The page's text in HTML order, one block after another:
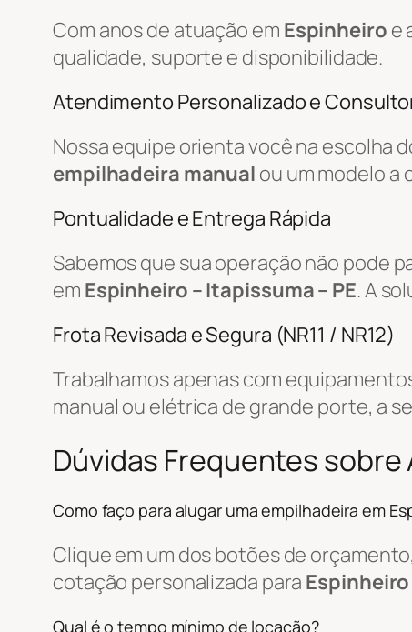
Com anos de atuação em Espinheiro e
qualidade, suporte e disponibilidade.
Atendimento Personalizado e
Nossa equipe orienta você na escolha
empilhadeira manual ou um modelo a
Pontualidade e Entrega Rápida
Sabemos que sua operação não pode
em Espinheiro – Itapissuma – PE. A
Frota Revisada e Segura (NR11 / NR12)
Trabalhamos apenas com
manual ou elétrica de grande porte, a
Dúvidas Frequentes sobre
Como faço para alugar uma empilhadeira em
Clique em um dos botões de
cotação personalizada para Espinheiro
Qual é o tempo mínimo de locação?